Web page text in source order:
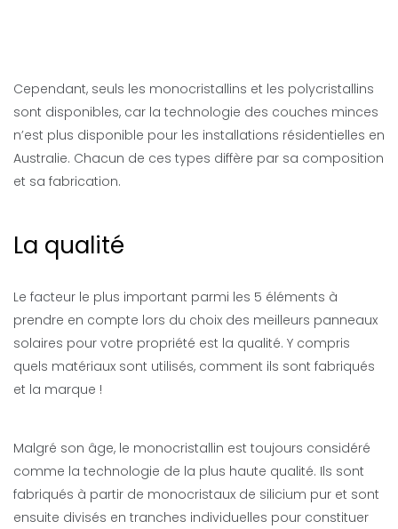
Cependant, seuls les monocristallins et les polycristallins
sont disponibles, car la technologie des couches minces
n’est plus disponible pour les installations résidentielles en
Australie. Chacun de ces types diffère par sa composition
et sa fabrication.
La qualité
Le facteur le plus important parmi les 5 éléments à
prendre en compte lors du choix des meilleurs panneaux
solaires pour votre propriété est la qualité. Y compris
quels matériaux sont utilisés, comment ils sont fabriqués
et la marque !
Malgré son âge, le monocristallin est toujours considéré
comme la technologie de la plus haute qualité. Ils sont
fabriqués à partir de monocristaux de silicium pur et sont
ensuite divisés en tranches individuelles pour constituer